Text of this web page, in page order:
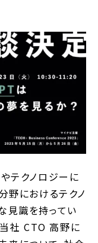
テクノロジーに
野におけるテクノ
見識を持ってい
当社 CTO 高野に